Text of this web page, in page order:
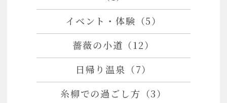
イベント・体験（5）
薔薇の小道（12）
日帰り温泉（7）
糸柳での過ごし方（3）